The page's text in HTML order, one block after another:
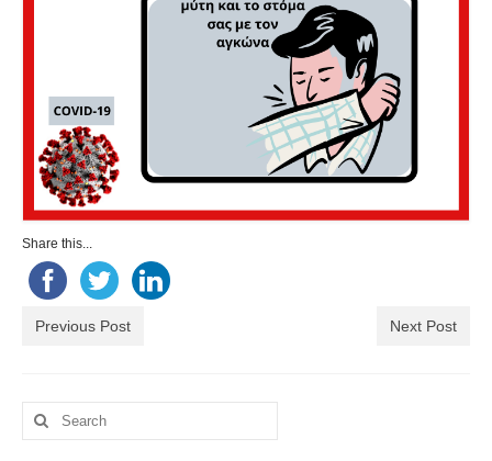
Share this...
Previous Post Next Post
Search
for: